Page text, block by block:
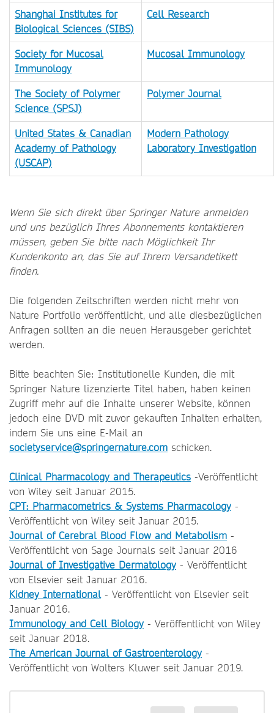
Shanghai Institutes for
Biological Sciences (SIBS)
Cell Research
Society for Mucosal
Immunology
Mucosal Immunology
The Society of Polymer
Science (SPSJ)
Polymer Journal
United States & Canadian
Academy of Pathology
(USCAP)
Modern Pathology
Laboratory Investigation
Wenn Sie sich direkt über Springer Nature anmelden
und uns bezüglich Ihres Abonnements kontaktieren
müssen, geben Sie bitte nach Möglichkeit Ihr
Kundenkonto an, das Sie auf Ihrem Versandetikett
finden.
Die folgenden Zeitschriften werden nicht mehr von
Nature Portfolio veröffentlicht, und alle diesbezüglichen
Anfragen sollten an die neuen Herausgeber gerichtet
werden.
Bitte beachten Sie: Institutionelle Kunden, die mit
Springer Nature lizenzierte Titel haben, haben keinen
Zugriff mehr auf die Inhalte unserer Website, können
jedoch eine DVD mit zuvor gekauften Inhalten erhalten,
indem Sie uns eine E-Mail an
societyservice@springernature.com schicken.
Clinical Pharmacology and Therapeutics -Veröffentlicht
von Wiley seit Januar 2015.
CPT: Pharmacometrics & Systems Pharmacology -
Veröffentlicht von Wiley seit Januar 2015.
Journal of Cerebral Blood Flow and Metabolism -
Veröffentlicht von Sage Journals seit Januar 2016
Journal of Investigative Dermatology - Veröffentlicht
von Elsevier seit Januar 2016.
Kidney International- Veröffentlicht von Elsevier seit
Januar 2016.
Immunology and Cell Biology - Veröffentlicht von Wiley
seit Januar 2018.
The American Journal of Gastroenterology -
Veröffentlicht von Wolters Kluwer seit Januar 2019.